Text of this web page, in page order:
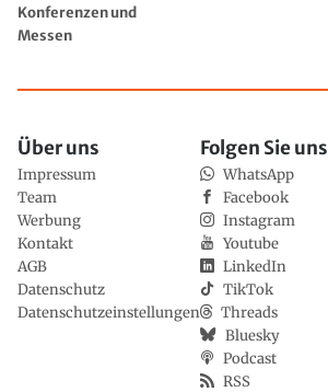
Konferenzen und
Messen
Über uns
Impressum
Team
Werbung
Kontakt
AGB
Datenschutz
Datenschutzeinstellungen
Folgen Sie uns
WhatsApp
Facebook
Instagram
Youtube
LinkedIn
TikTok
Threads
Bluesky
Podcast
RSS